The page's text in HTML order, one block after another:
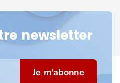
newsletter
Je m'abonne